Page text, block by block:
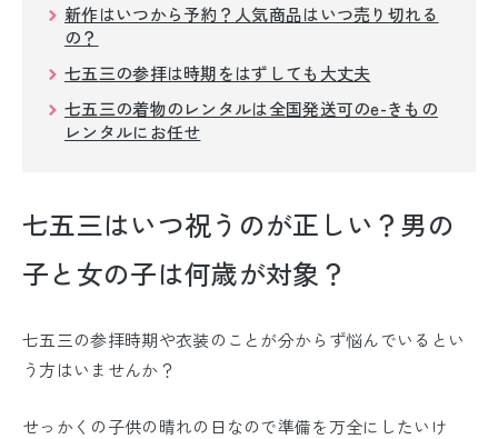
色打掛&紋付袴レンタル
白無垢&紋付袴レンタル
小物販売品
新作はいつから予約？人気商品はいつ売り切れる
の？
七五三の参拝は時期をはずしても大丈夫
七五三の着物のレンタルは全国発送可のe-きもの
レンタルにお任せ
七五三はいつ祝うのが正しい？男の
子と女の子は何歳が対象？
七五三の参拝時期や衣装のことが分からず悩んでいるとい
う方はいませんか？
せっかくの子供の晴れの日なので準備を万全にしたいけ